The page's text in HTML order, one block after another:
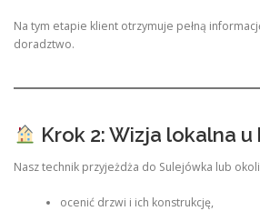
Na tym etapie klient otrzymuje pełną
doradztwo.
Krok 2: Wizja lokalna
Nasz technik przyjeżdża do Sulejówka lub
ocenić drzwi i ich konstrukcję,